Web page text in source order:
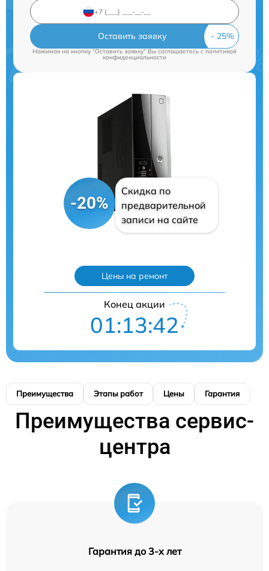
Оставить заявку
Нажимая на кнопку "Оставить заявку" Вы соглашаетесь cполитикой
конфиденциальности
-20%
Скидка по
предварительной
записи на сайте
Цены на ремонт
Конец акции
01:13:41
Преимущества Этапы работ Цены Гарантия
Преимущества сервис-
центра
Гарантия до 3-х лет